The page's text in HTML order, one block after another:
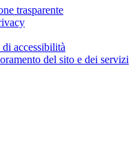
trasparente
accessibilità
del sito e dei servizi